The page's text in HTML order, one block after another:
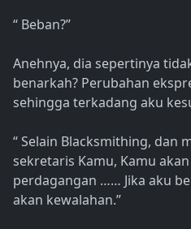
“ Beban?”
Anehnya, dia sepertinya
benarkah? Perubahan
sehingga terkadang aku
“ Selain Blacksmithing, dan
sekretaris Kamu, Kamu
perdagangan …… Jika aku
akan kewalahan.”